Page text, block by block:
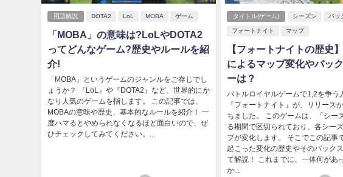
用語解説 DOTA2 LoL MOBA ゲーム
「MOBA」の意味は?LoLやDOTA2
ってどんなゲーム?歴史やルールを紹
介!
「MOBA」というゲームのジャンルをご存じでし
ょうか？ 『LoL』や『DOTA2』など、世界的にか
なり人気のゲームを指します。 この記事では、
MOBAの意味や歴史、基本的なルールを紹介！ 一
度ハマるとやめられなくなるほど面白いので、ぜ
ひチェックしてみてください。...
タイトル(ゲーム) シーズン バッ
フォートナイト マップ
【フォートナイトの歴史
によるマップ変化やバッ
ーは？
バトルロイヤルゲームで1,2を争う
『フォートナイト』が、リリース
ちました。 このゲームは、「シー
る期間で区切られており、各シー
プが変化します。 そこでこの記事
起こった変化の歴史やそのバック
て解説！ これまでに、一体何があ
か...